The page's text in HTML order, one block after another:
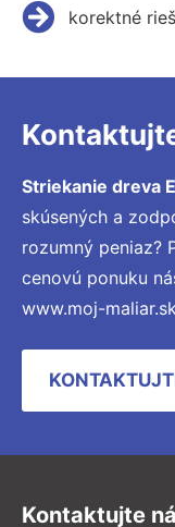
korektné
Striekanie dreva
skúsených a
rozumný peniaz?
cenovú ponuku
www.moj-
Kontaktujte